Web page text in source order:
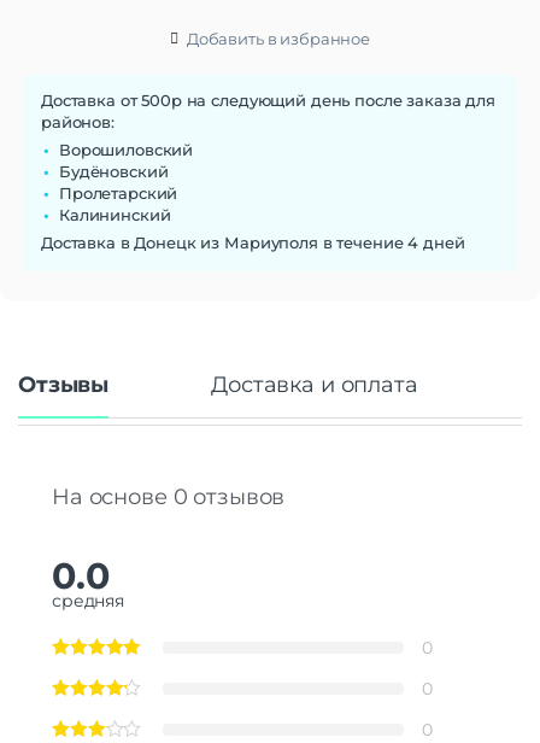
Добавить в избранное
Доставка от 500р на следующий день после заказа для
районов:
Ворошиловский
Будёновский
Пролетарский
Калининский
Доставка в Донецк из Мариуполя в течение 4 дней
Отзывы Доставка и оплата
На основе 0 отзывов
0.0
средняя
0
0
0